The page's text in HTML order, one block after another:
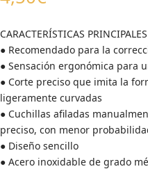
CARACTERÍSTICAS PRINCIPALES
● Recomendado para la
● Sensación ergonómica para
● Corte preciso que imita la
ligeramente curvadas
● Cuchillas afiladas
preciso, con menor
● Diseño sencillo
● Acero inoxidable de grado